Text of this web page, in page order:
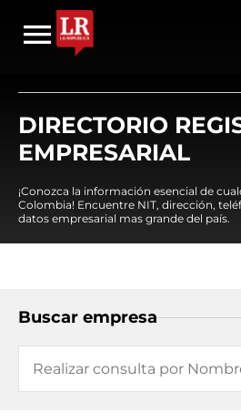
DIRECTORIO
EMPRESARIAL
¡Conozca la información esencial de
Colombia! Encuentre NIT, dirección,
datos empresarial mas grande del país.
Buscar empresa